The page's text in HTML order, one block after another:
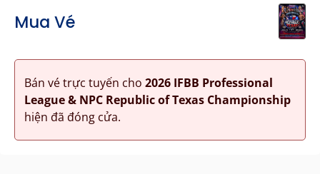
Mua Vé
Bán vé trực tuyến cho 2026 IFBB Professional
League & NPC Republic of Texas Championship
hiện đã đóng cửa.